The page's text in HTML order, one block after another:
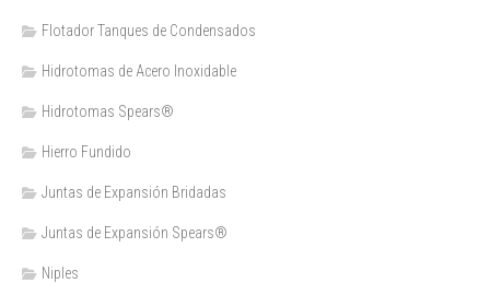
Flotador Tanques de Condensados
Hidrotomas de Acero Inoxidable
Hidrotomas Spears®
Hierro Fundido
Juntas de Expansión Bridadas
Juntas de Expansión Spears®
Niples